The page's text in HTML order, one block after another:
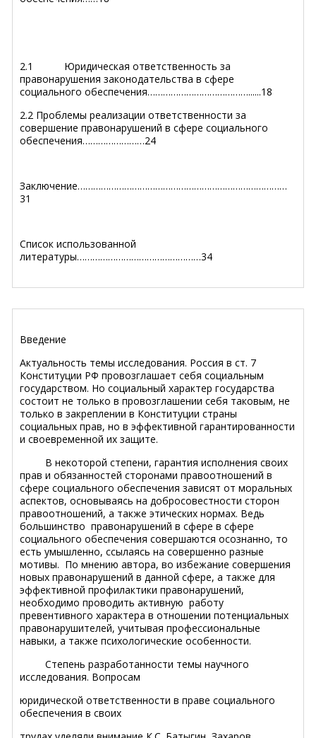
2.1 Юридическая ответственность за
правонарушения законодательства в сфере
социального обеспечения…………………………………......18
2.2 Проблемы реализации ответственности за
совершение правонарушений в сфере социального
обеспечения……………………24
Заключение………………………………………………………………………
31
Список использованной
литературы…………………………………………34
Введение
Актуальность темы исследования. Россия в ст. 7
Конституции РФ провозглашает себя социальным
государством. Но социальный характер государства
состоит не только в провозглашении себя таковым, не
только в закреплении в Конституции страны
социальных прав, но в эффективной гарантированности
и своевременной их защите.
В некоторой степени, гарантия исполнения своих
прав и обязанностей сторонами правоотношений в
сфере социального обеспечения зависят от моральных
аспектов, основываясь на добросовестности сторон
правоотношений, а также этических нормах. Ведь
большинство правонарушений в сфере в сфере
социального обеспечения совершаются осознанно, то
есть умышленно, ссылаясь на совершенно разные
мотивы. По мнению автора, во избежание совершения
новых правонарушений в данной сфере, а также для
эффективной профилактики правонарушений,
необходимо проводить активную работу
превентивного характера в отношении потенциальных
правонарушителей, учитывая профессиональные
навыки, а также психологические особенности.
Степень разработанности темы научного
исследования. Вопросам
юридической ответственности в праве социального
обеспечения в своих